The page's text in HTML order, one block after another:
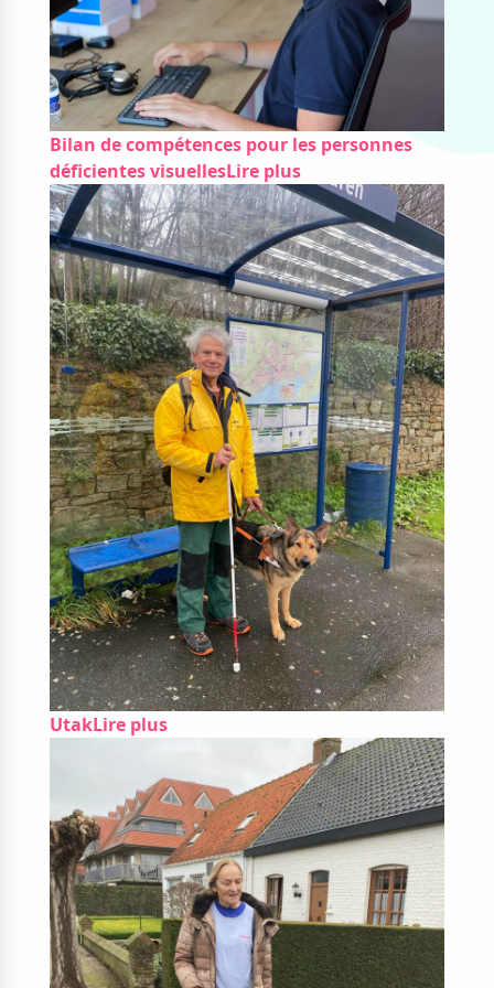
Nos solutions
Le chien guide d’aveugle
La canne blanche
électronique
Le Bemob
Formation & Rééducation
fonctionnelle
Formation
Rééducation fonctionnelle
Tout savoir
Irremplaçables, la
série
Nous contacter
Bilan de compétences pour les personnes
déficientes visuellesLire plus
UtakLire plus